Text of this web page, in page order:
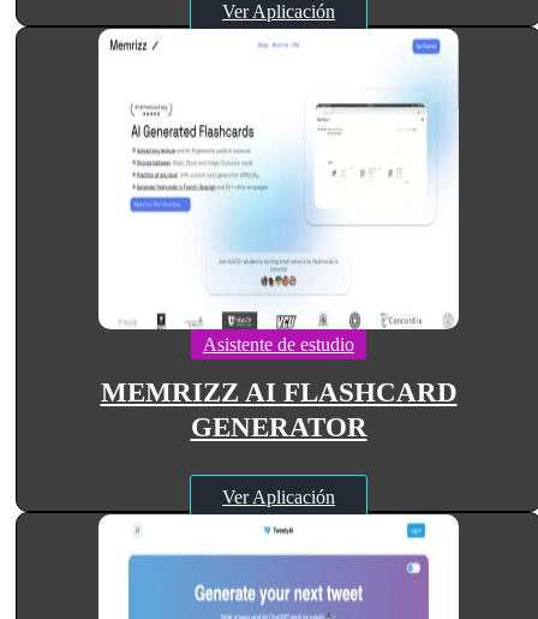
Ver Aplicación
Asistente de estudio
MEMRIZZ AI FLASHCARD
GENERATOR
Ver Aplicación